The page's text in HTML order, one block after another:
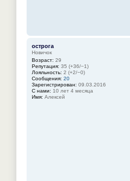
острога
Новичок
Возраст: 29
Репутация: 35 (+36/−1)
Лояльность: 2 (+2/−0)
Сообщения: 20
Зарегистрирован: 09.03.2016
С нами: 10 лет 4 месяца
Имя: Алексей